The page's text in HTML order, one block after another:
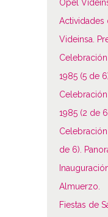
Opel
Actividades
Videinsa.
Celebración
1985 (5 de
Celebración
1985 (2 de
de 6).
Almuerzo.
Fiestas de